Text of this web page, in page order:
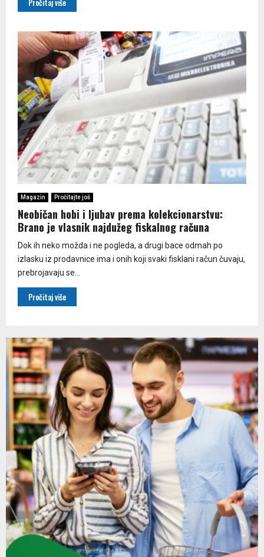
Magazin Pročitajte još
Neobičan hobi i ljubav prema kolekcionarstvu:
Brano je vlasnik najdužeg fiskalnog računa
Dok ih neko možda i ne pogleda, a drugi bace odmah po
izlasku iz prodavnice ima i onih koji svaki fisklani račun čuvaju,
prebrojavaju se...
Pročitaj više